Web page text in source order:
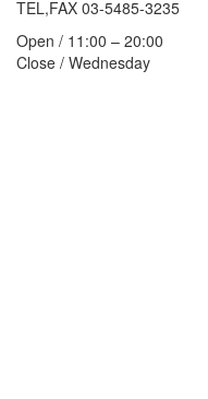
TEL,FAX 03-5485-3235
Open / 11:00 – 20:00
Close / Wednesday